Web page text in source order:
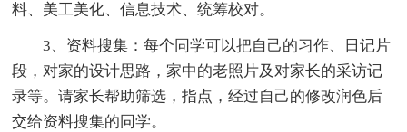
料、美工美化、信息技术、统筹校对。
3、资料搜集：每个同学可以把自己的习作、日记片
段，对家的设计思路，家中的老照片及对家长的采访记
录等。请家长帮助筛选，指点，经过自己的修改润色后
交给资料搜集的同学。